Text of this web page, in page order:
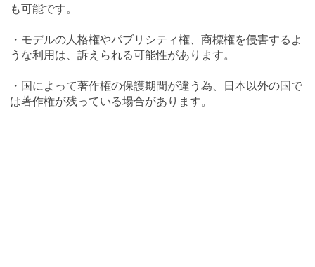
も可能です。
・モデルの人格権やパブリシティ権、商標権を侵害するよ
うな利用は、訴えられる可能性があります。
・国によって著作権の保護期間が違う為、日本以外の国で
は著作権が残っている場合があります。